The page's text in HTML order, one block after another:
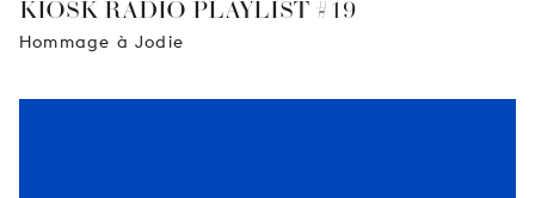
KIOSK RADIO PLAYLIST #19
Hommage à Jodie